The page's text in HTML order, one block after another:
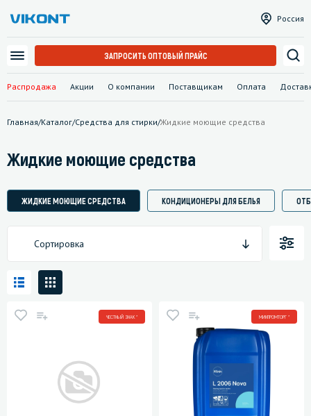
Распродажа Акции О компании Поставщикам Оплата
Россия
ЗАПРОСИТЬ ОПТОВЫЙ ПРАЙС
Главная/Каталог/Средства для стирки/Жидкие моющие средства
Жидкие моющие средства
ЖИДКИЕ МОЮЩИЕ СРЕДСТВА КОНДИЦИОНЕРЫ ДЛЯ БЕЛЬЯ
Сортировка
ЧЕСТНЫЙ ЗНАК * МИНПРОМТОРГ *